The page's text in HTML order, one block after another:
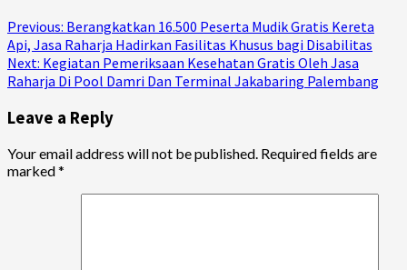
Continue
Reading
Previous: Berangkatkan 16.500 Peserta Mudik Gratis Kereta
Api, Jasa Raharja Hadirkan Fasilitas Khusus bagi Disabilitas
Next: Kegiatan Pemeriksaan Kesehatan Gratis Oleh Jasa
Raharja Di Pool Damri Dan Terminal Jakabaring Palembang
Leave a Reply
Your email address will not be published. Required fields are
marked*